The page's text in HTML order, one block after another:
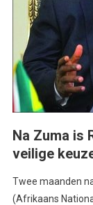
Na Zuma is
veilige
Twee maanden
(Afrikaans